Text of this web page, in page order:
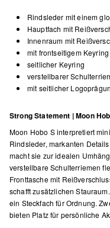
Rindsleder mit einem
Hauptfach mit
Innenraum mit
mit frontseitigem
seitlicher Keyring
verstellbarer
mit seitlicher
Strong Statement | Moon
Moon Hobo S interpretiert
Rindsleder, markanten
macht sie zur idealen
verstellbare Schulterriemen
Fronttasche mit
schafft zusätzlichen
ein Steckfach für Ordnung.
bieten Platz für persönliche